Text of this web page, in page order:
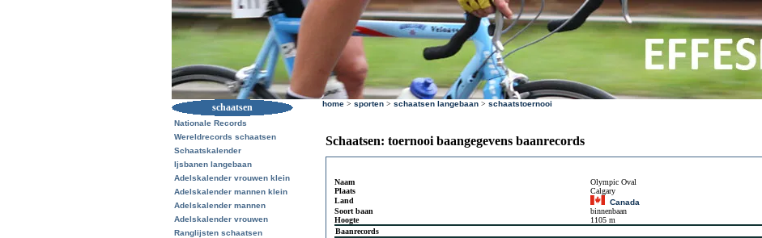
schaatsen
Nationale Records
Wereldrecords schaatsen
Schaatskalender
Ijsbanen langebaan
Adelskalender vrouwen klein
Adelskalender mannen klein
Adelskalender mannen
Adelskalender vrouwen
Ranglijsten schaatsen
home > sporten > schaatsen langebaan > schaatstoernooi
Schaatsen: toernooi baangegevens baanrecords
Naam
Olympic Oval
Plaats
Calgary
Land
Canada
Soort baan
binnenbaan
Hoogte
1105 m
Baanrecords